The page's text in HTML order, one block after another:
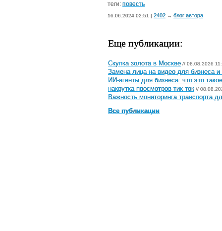
теги: повесть
16.06.2024 02:51 | 2402 → блог автора
Еще публикации:
Скупка золота в Москве // 08.08.2026
Замена лица на видео для бизнеса
ИИ-агенты для бизнеса: что это
накрутка просмотров тик ток //
Важность мониторинга транспорта
Все публикации